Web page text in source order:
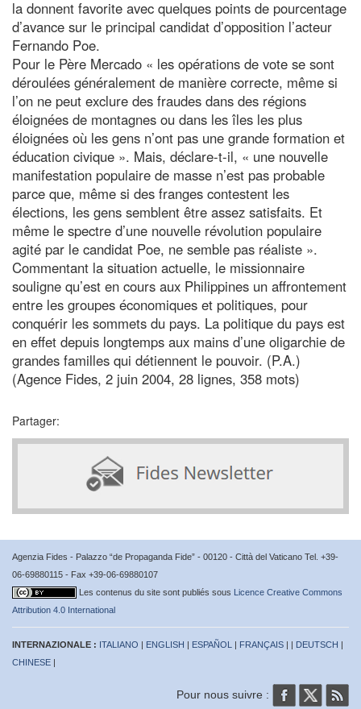
la donnent favorite avec quelques points de pourcentage
d’avance sur le principal candidat d’opposition l’acteur
Fernando Poe.
Pour le Père Mercado « les opérations de vote se sont
déroulées généralement de manière correcte, même si
l’on ne peut exclure des fraudes dans des régions
éloignées de montagnes ou dans les îles les plus
éloignées où les gens n’ont pas une grande formation et
éducation civique ». Mais, déclare-t-il, « une nouvelle
manifestation populaire de masse n’est pas probable
parce que, même si des franges contestent les
élections, les gens semblent être assez satisfaits. Et
même le spectre d’une nouvelle révolution populaire
agité par le candidat Poe, ne semble pas réaliste ».
Commentant la situation actuelle, le missionnaire
souligne qu’est en cours aux Philippines un affrontement
entre les groupes économiques et politiques, pour
conquérir les sommets du pays. La politique du pays est
en effet depuis longtemps aux mains d’une oligarchie de
grandes familles qui détiennent le pouvoir. (P.A.)
(Agence Fides, 2 juin 2004, 28 lignes, 358 mots)
Partager:
Agenzia Fides - Palazzo “de Propaganda Fide” - 00120 - Città del Vaticano Tel. +39-
06-69880115 - Fax +39-06-69880107
Les contenus du site sont publiés sous Licence Creative Commons
Attribution 4.0 International
INTERNAZIONALE : ITALIANO | ENGLISH | ESPAÑOL | FRANÇAIS | | DEUTSCH |
CHINESE |
Pour nous suivre :